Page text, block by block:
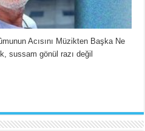
Acısını Müzikten Başka Ne
sussam gönül razı değil